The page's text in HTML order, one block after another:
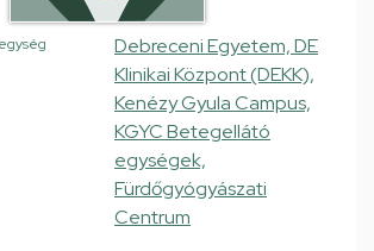
Debreceni Egyetem, DE
Klinikai Központ (DEKK),
Kenézy Gyula Campus,
KGYC Betegellátó
egységek,
Fürdőgyógyászati
Centrum